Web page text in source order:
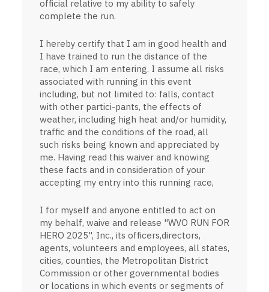
official relative to my ability to safely
complete the run.
I hereby certify that I am in good health and
I have trained to run the distance of the
race, which I am entering. I assume all risks
associated with running in this event
including, but not limited to: falls, contact
with other partici-pants, the effects of
weather, including high heat and/or humidity,
traffic and the conditions of the road, all
such risks being known and appreciated by
me. Having read this waiver and knowing
these facts and in consideration of your
accepting my entry into this running race,
I for myself and anyone entitled to act on
my behalf, waive and release "WVO RUN FOR
HERO 2025", Inc., its officers,directors,
agents, volunteers and employees, all states,
cities, counties, the Metropolitan District
Commission or other governmental bodies
or locations in which events or segments of